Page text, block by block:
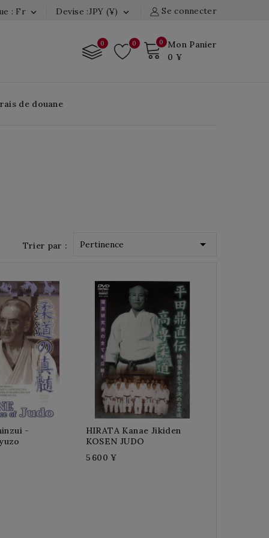
Se connecter
Devise :JPY (¥) 
: Fr 
0
Mon Panier
0 ¥
0
0
de douane
Trier par : Pertinence 
-
HIRATA Kanae Jikiden
KOSEN JUDO
5 600 ¥